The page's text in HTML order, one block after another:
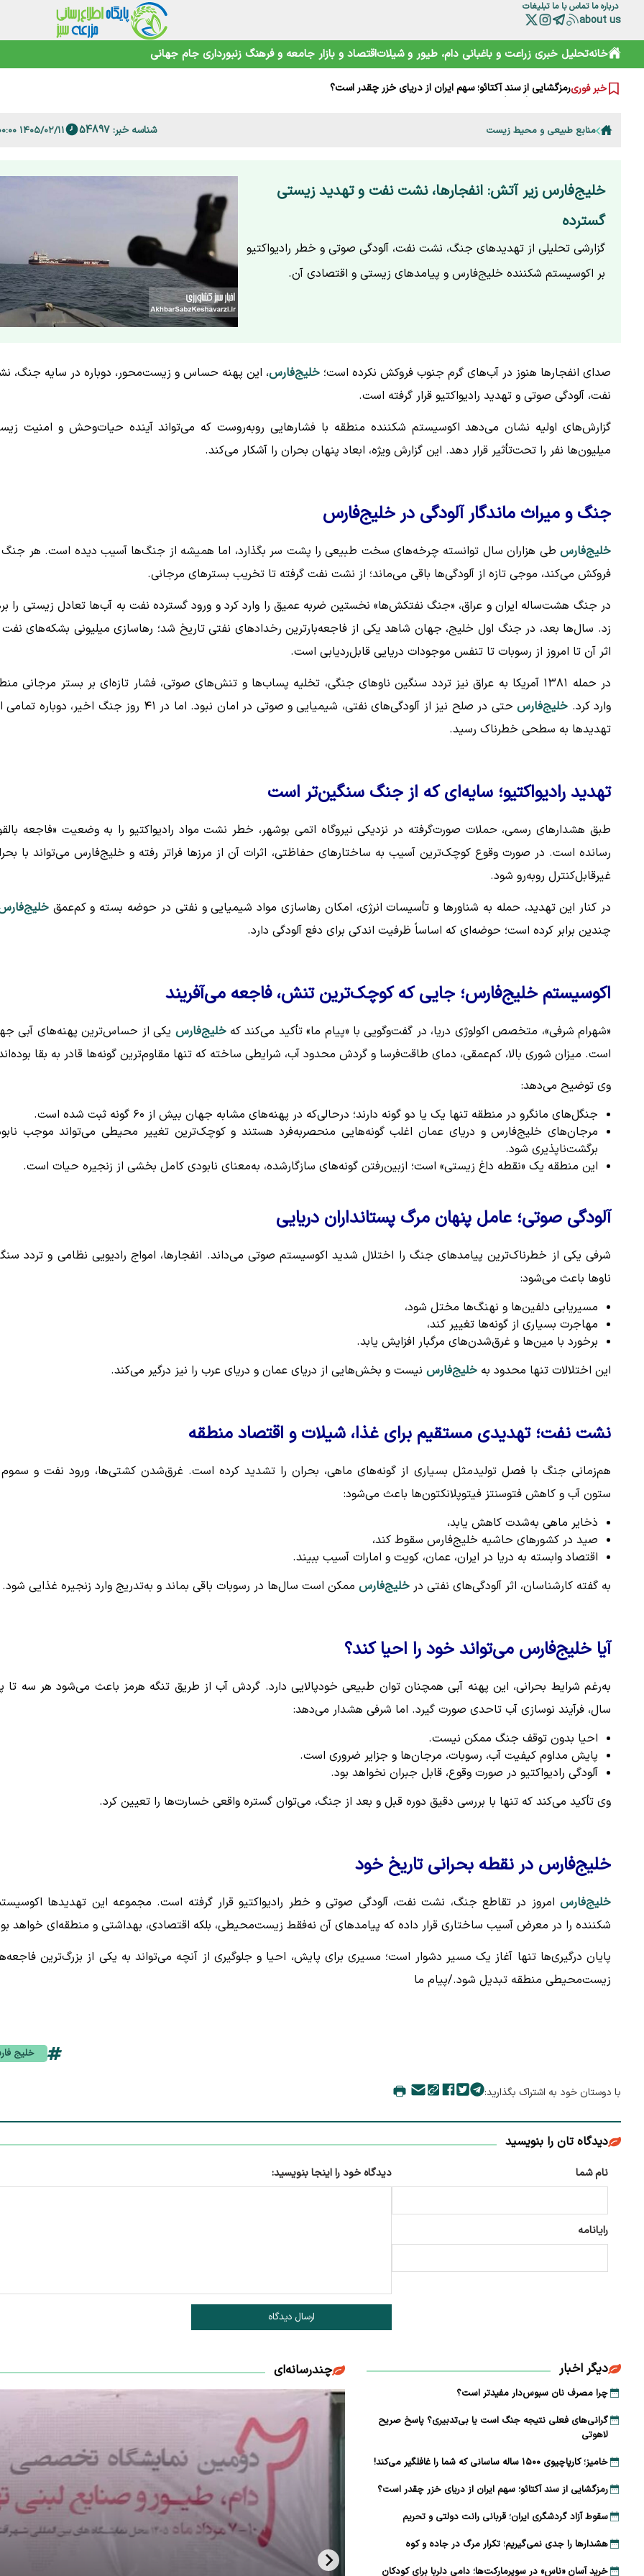
درباره ما تماس با ما تبلیغات
about us
خانهتحلیل خبری زراعت و باغبانی دام، طیور و شیلاتاقتصاد و بازار جامعه و فرهنگ زنبورداری جام جهانی
خبر فوری
گرانی‌های فعلی نتیجه جنگ است یا بی‌تدبیری؟ پاسخ صریح لاهوتی
خامیز؛ کارپاچیوی ۱۵۰۰ ساله ساسانی که شما را غافلگیر می‌کند!
سقوط آزاد گردشگری ایران؛ قربانی رانت دولتی و تحریم
ترامپ از کدام مذاکره می‌گوید؟ روایت مبهم از پشت‌پرده خلیج فارس
منابع طبیعی و محیط زیست شناسه خبر: 54897 ۱۴۰۵/۰۲/۱۱ ۱۲:۰۰:۰۰
خلیج‌فارس زیر آتش: انفجارها، نشت نفت و تهدید زیستی
گسترده
گزارشی تحلیلی از تهدیدهای جنگ، نشت نفت، آلودگی صوتی و خطر رادیواکتیو
بر اکوسیستم شکننده خلیج‌فارس و پیامدهای زیستی و اقتصادی آن.
صدای انفجارها هنوز در آب‌های گرم جنوب فروکش نکرده است؛ خلیج‌فارس، این پهنه حساس و زیست‌محور، دوباره در سایه جنگ،
نفت، آلودگی صوتی و تهدید رادیواکتیو قرار گرفته است.
گزارش‌های اولیه نشان می‌دهد اکوسیستم شکننده منطقه با فشارهایی روبه‌روست که می‌تواند آینده حیات‌وحش و امنیت
میلیون‌ها نفر را تحت‌تأثیر قرار دهد. این گزارش ویژه، ابعاد پنهان بحران را آشکار می‌کند.
جنگ و میراث ماندگار آلودگی در خلیج‌فارس
خلیج‌فارس طی هزاران سال توانسته چرخه‌های سخت طبیعی را پشت سر بگذارد، اما همیشه از جنگ‌ها آسیب دیده است. هر
فروکش می‌کند، موجی تازه از آلودگی‌ها باقی می‌ماند؛ از نشت نفت گرفته تا تخریب بسترهای مرجانی.
در جنگ هشت‌ساله ایران و عراق، «جنگ نفتکش‌ها» نخستین ضربه عمیق را وارد کرد و ورود گسترده نفت به آب‌ها تعادل زیستی را
زد. سال‌ها بعد، در جنگ اول خلیج، جهان شاهد یکی از فاجعه‌بارترین رخدادهای نفتی تاریخ شد؛ رهاسازی میلیونی بشکه‌های
اثر آن تا امروز از رسوبات تا تنفس موجودات دریایی قابل‌ردیابی است.
در حمله ۱۳۸۱ آمریکا به عراق نیز تردد سنگین ناوهای جنگی، تخلیه پساب‌ها و تنش‌های صوتی، فشار تازه‌ای بر بستر مرجانی
وارد کرد. خلیج‌فارس
حتی در صلح نیز از آلودگی‌های نفتی، شیمیایی و صوتی در امان نبود. اما در ۴۱ روز جنگ اخیر،
تهدیدها به سطحی خطرناک رسید.
تهدید رادیواکتیو؛ سایه‌ای که از جنگ سنگین‌تر است
طبق هشدارهای رسمی، حملات صورت‌گرفته در نزدیکی نیروگاه اتمی بوشهر، خطر نشت مواد رادیواکتیو را به وضعیت «فاجعه
رسانده است. در صورت وقوع کوچک‌ترین آسیب به ساختارهای حفاظتی، اثرات آن از مرزها فراتر رفته و خلیج‌فارس می‌تواند با
غیرقابل‌کنترل روبه‌رو شود.
در کنار این تهدید، حمله به شناورها و تأسیسات انرژی، امکان رهاسازی مواد شیمیایی و نفتی در حوضه بسته و کم‌عمق
چندین برابر کرده است؛ حوضه‌ای که اساساً ظرفیت اندکی برای دفع آلودگی دارد.
اکوسیستم خلیج‌فارس؛ جایی که کوچک‌ترین تنش، فاجعه می‌آفریند
«شهرام شرفی»، متخصص اکولوژی دریا، در گفت‌وگویی با «پیام ما» تأکید می‌کند کهخلیج‌فارس یکی از حساس‌ترین پهنه‌های آبی
است. میزان شوری بالا، کم‌عمقی، دمای طاقت‌فرسا و گردش محدود آب، شرایطی ساخته که تنها مقاوم‌ترین گونه‌ها قادر به بقا
وی توضیح می‌دهد:
جنگل‌های مانگرو در منطقه تنها یک یا دو گونه دارند؛ درحالی‌که در پهنه‌های مشابه جهان بیش از ۶۰ گونه ثبت شده است.
مرجان‌های خلیج‌فارس و دریای عمان اغلب گونه‌هایی منحصربه‌فرد هستند و کوچک‌ترین تغییر محیطی می‌تواند موجب
برگشت‌ناپذیری شود.
این منطقه یک «نقطه داغ زیستی» است؛ ازبین‌رفتن گونه‌های سازگارشده، به‌معنای نابودی کامل بخشی از زنجیره حیات است.
آلودگی صوتی؛ عامل پنهان مرگ پستانداران دریایی
شرفی یکی از خطرناک‌ترین پیامدهای جنگ را اختلال شدید اکوسیستم صوتی می‌داند. انفجارها، امواج رادیویی نظامی و تردد
ناوها باعث می‌شود:
مسیر‌یابی دلفین‌ها و نهنگ‌ها مختل شود،
مهاجرت بسیاری از گونه‌ها تغییر کند،
برخورد با مین‌ها و غرق‌شدن‌های مرگبار افزایش یابد.
این اختلالات تنها محدود به خلیج‌فارس نیست و بخش‌هایی از دریای عمان و دریای عرب را نیز درگیر می‌کند.
نشت نفت؛ تهدیدی مستقیم برای غذا، شیلات و اقتصاد منطقه
هم‌زمانی جنگ با فصل تولیدمثل بسیاری از گونه‌های ماهی، بحران را تشدید کرده است. غرق‌شدن کشتی‌ها، ورود نفت و
ستون آب و کاهش فتوسنتز فیتوپلانکتون‌ها باعث می‌شود:
ذخایر ماهی به‌شدت کاهش یابد،
صید در کشورهای حاشیه خلیج‌فارس سقوط کند،
اقتصاد وابسته به دریا در ایران، عمان، کویت و امارات آسیب ببیند.
به گفته کارشناسان، اثر آلودگی‌های نفتی در خلیج‌فارس ممکن است سال‌ها در رسوبات باقی بماند و به‌تدریج وارد زنجیره غذایی شود.
آیا خلیج‌فارس می‌تواند خود را احیا کند؟
به‌رغم شرایط بحرانی، این پهنه آبی همچنان توان طبیعی خودپالایی دارد. گردش آب از طریق تنگه هرمز باعث می‌شود هر سه تا
سال، فرآیند نوسازی آب تاحدی صورت گیرد. اما شرفی هشدار می‌دهد:
احیا بدون توقف جنگ ممکن نیست.
پایش مداوم کیفیت آب، رسوبات، مرجان‌ها و جزایر ضروری است.
آلودگی رادیواکتیو در صورت وقوع، قابل جبران نخواهد بود.
وی تأکید می‌کند که تنها با بررسی دقیق دوره قبل و بعد از جنگ، می‌توان گستره واقعی خسارت‌ها را تعیین کرد.
خلیج‌فارس در نقطه بحرانی تاریخ خود
خلیج‌فارس امروز در تقاطع جنگ، نشت نفت، آلودگی صوتی و خطر رادیواکتیو قرار گرفته است. مجموعه این تهدیدها
شکننده را در معرض آسیب ساختاری قرار داده که پیامدهای آن نه‌فقط زیست‌محیطی، بلکه اقتصادی، بهداشتی و منطقه‌ای خواهد
پایان درگیری‌ها تنها آغاز یک مسیر دشوار است؛ مسیری برای پایش، احیا و جلوگیری از آنچه می‌تواند به یکی از بزرگ‌ترین
زیست‌محیطی منطقه تبدیل شود./پیام ما
خلیج
با دوستان خود به اشتراک بگذارید:
دیدگاه تان را بنویسید
نام شما
رایانامه
دیدگاه خود را اینجا بنویسید:
ارسال دیدگاه
دیگر اخبار
چرا مصرف نان سبوس‌دار مفیدتر است؟
گرانی‌های فعلی نتیجه جنگ است یا بی‌تدبیری؟ پاسخ صریح
لاهوتی
خامیز؛ کارپاچیوی ۱۵۰۰ ساله ساسانی که شما را غافلگیر می‌کند!
رمزگشایی از سند آکتائو؛ سهم ایران از دریای خزر چقدر است؟
سقوط آزاد گردشگری ایران؛ قربانی رانت دولتی و تحریم
هشدارها را جدی نمی‌گیریم؛ تکرار مرگ در جاده و کوه
خرید آسان «ناس» در سوپرمارکت‌ها؛ دامی دلربا برای کودکان
چندرسانه‌ای